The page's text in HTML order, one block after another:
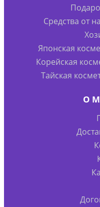
Средства от
Японская
Корейская
Тайская
О